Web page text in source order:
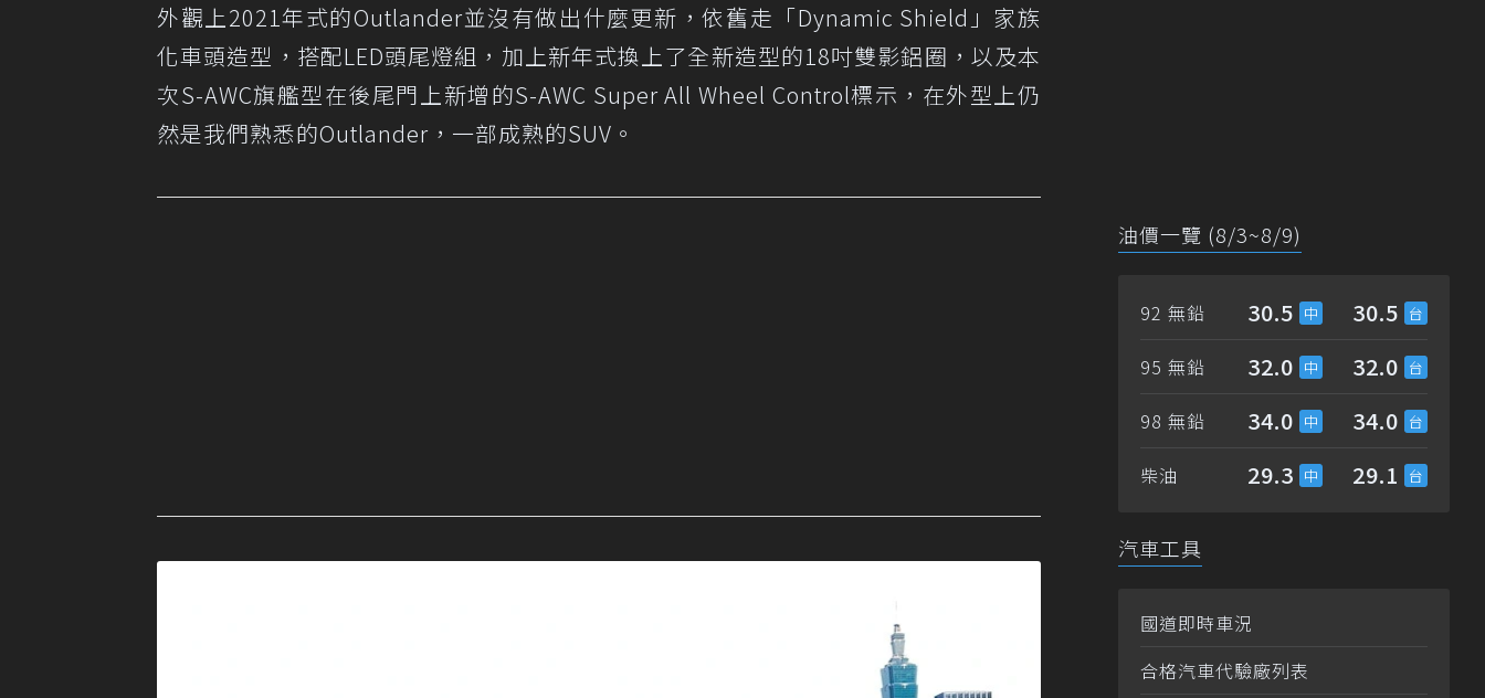
外觀上2021年式的Outlander並沒有做出什麼更新，依舊走「Dynamic Shield」家族
化車頭造型，搭配LED頭尾燈組，加上新年式換上了全新造型的18吋雙影鋁圈，以及本
次S-AWC旗艦型在後尾門上新增的S-AWC Super All Wheel Control標示，在外型上仍
然是我們熟悉的Outlander，一部成熟的SUV。
油價一覽 (8/3~8/9)
92 無鉛 30.5 30.5
95 無鉛 32.0 32.0
98 無鉛 34.0 34.0
柴油 29.3 29.1
汽車工具
國道即時車況
合格汽車代驗廠列表